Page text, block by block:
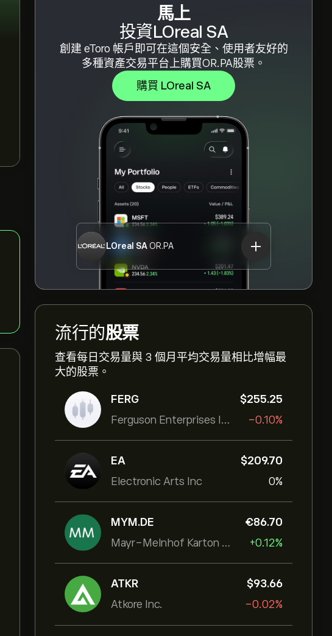
馬上
投資LOreal SA
創建 eToro 帳戶即可在這個安全、使用者友好的
多種資產交易平台上購買OR.PA股票。
購買 LOreal SA
LOreal SAOR.PA
流行的股票
查看每日交易量與 3 個月平均交易量相比增幅最
大的股票。
FERG
Ferguson Enterprises Inc
‎$‎255.25
-0.10%
EA
Electronic Arts Inc
‎$‎209.70
0%
MYM.DE
Mayr-Melnhof Karton AG
‎€‎86.70
+0.12%
ATKR
Atkore Inc.
‎$‎93.66
-0.02%